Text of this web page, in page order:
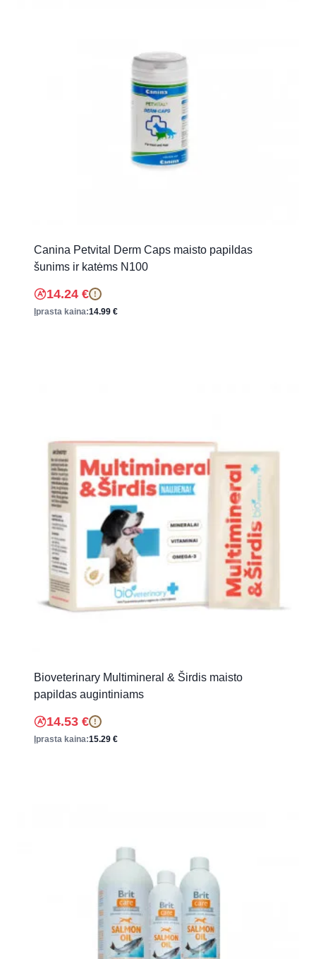
Canina Petvital Derm Caps maisto papildas
šunims ir katėms N100
14.24 € !
Įprasta kaina:14.99 €
Bioveterinary Multimineral & Širdis maisto
papildas augintiniams
14.53 € !
Įprasta kaina:15.29 €